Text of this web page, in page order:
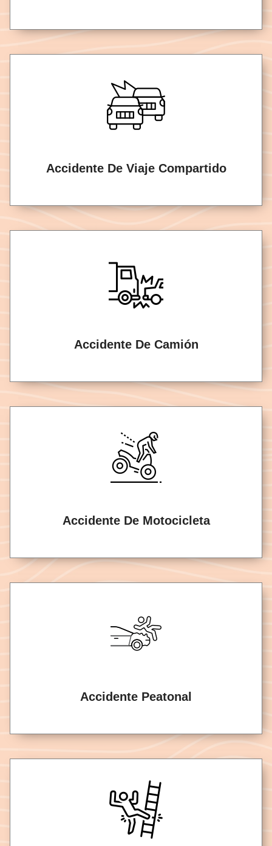
Accidente De Viaje Compartido
Accidente De Camión
Accidente De Motocicleta
Accidente Peatonal